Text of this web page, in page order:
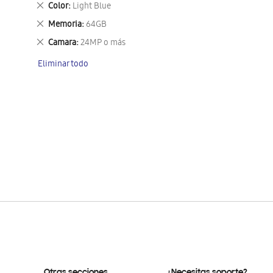
Color Light Blue
Eliminar
este
artículo
Memoria 64GB
Eliminar
este
artículo
Camara 24MP o más
Eliminar
artículo
Eliminar todo